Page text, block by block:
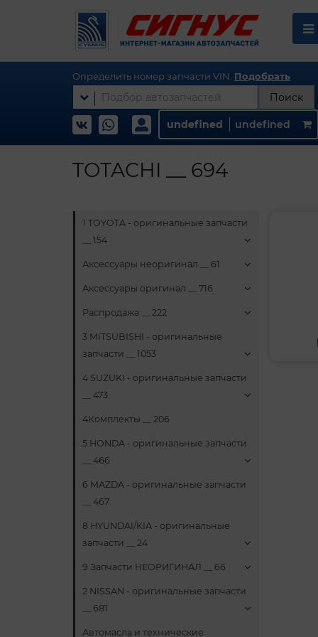
Определить номер запчасти VIN. Подобрать
Поиск
undefined undefined
TOTACHI __ 694
1 TOYOTA - оригинальные запчасти
__ 154
Аксессуары неоригинал __ 61
Аксессуары оригинал __ 716
Распродажа __ 222
3 MITSUBISHI - оригинальные
запчасти __ 1053
4 SUZUKI - оригинальные запчасти
__ 473
4Комплекты __ 206
5 HONDA - оригинальные запчасти
__ 466
6 MAZDA - оригинальные запчасти
__ 467
8 HYUNDAI/KIA - оригинальные
запчасти __ 24
9 Запчасти НЕОРИГИНАЛ __ 66
2 NISSAN - оригинальные запчасти
__ 681
Автомасла и технические